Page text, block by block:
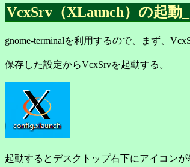
VcxSrv（XLaunch）の起動
gnome-terminalを利用するので、まず、
保存した設定からVcxSrvを起動する。
起動するとデスクトップ右下にアイコンが